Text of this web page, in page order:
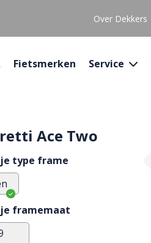
Over Dekkers
Fietsmerken Service
Ace Two
je type frame
je framemaat